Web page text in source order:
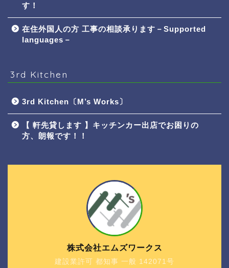
す！
在住外国人の方 工事の相談承ります－Supported
languages－
3rd Kitchen
3rd Kitchen〔M’s Works〕
【 軒先貸します 】キッチンカー出店でお困りの
方、朗報です！！
建設業許可 都知事 一般 142071号
株式会社エムズワークス